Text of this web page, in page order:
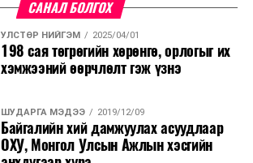
САНАЛ БОЛГОХ
УЛСТӨР НИЙГЭМ 2025/04/01
198 сая төгрөгийн хөрөнгө, орлогыг их
хэмжээний өөрчлөлт гэж үзнэ
ШУДАРГА МЭДЭЭ 2019/12/09
Байгалийн хий дамжуулах асуудлаар
ОХУ, Монгол Улсын Ажлын хэсгийн